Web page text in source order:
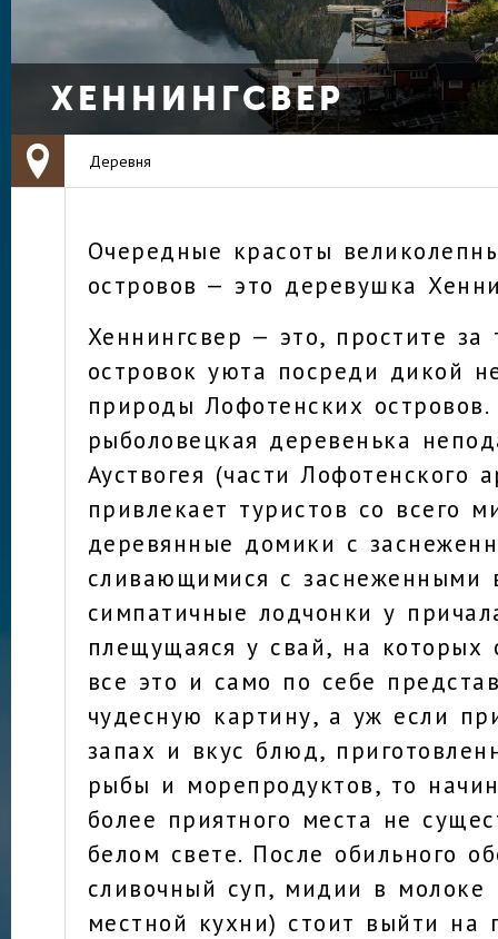
ХЕННИНГСВЕР
Деревня
Очередные красоты
островов — это деревушка
Хеннингсвер — это, простите за
островок уюта посреди дикой
природы Лофотенских островов.
рыболовецкая деревенька
Ауствогея (части Лофотенского
привлекает туристов со всего
деревянные домики с
сливающимися с заснеженными
симпатичные лодчонки у
плещущаяся у свай, на
все это и само по себе
чудесную картину, а уж если
запах и вкус блюд,
рыбы и морепродуктов, то
более приятного места не
белом свете. После обильного
сливочный суп, мидии в
местной кухни) стоит выйти на